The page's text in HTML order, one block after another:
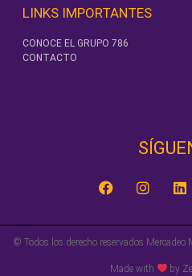
LINKS IMPORTANTES
CONOCE EL GRUPO 786
CONTACTO
© Todos los derecho reservados
Made with by